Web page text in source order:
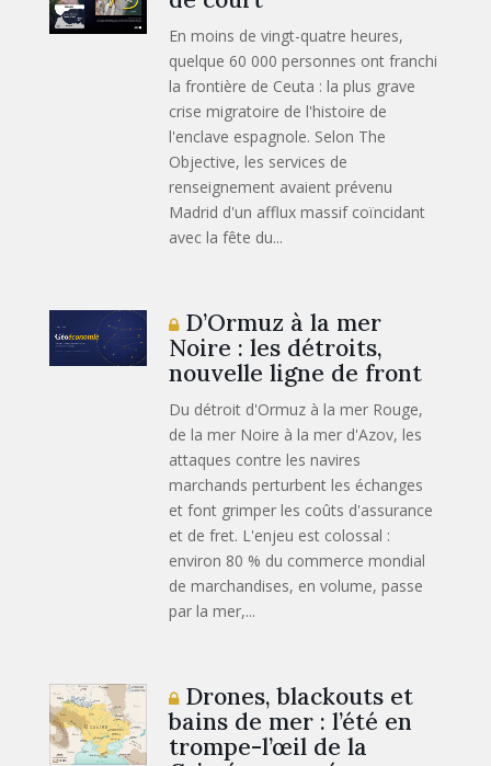
En moins de vingt-quatre heures,
quelque 60 000 personnes ont franchi
la frontière de Ceuta : la plus grave
crise migratoire de l'histoire de
l'enclave espagnole. Selon The
Objective, les services de
renseignement avaient prévenu
Madrid d'un afflux massif coïncidant
avec la fête du...
D’Ormuz à la mer
Noire : les détroits,
nouvelle ligne de front
Du détroit d'Ormuz à la mer Rouge,
de la mer Noire à la mer d'Azov, les
attaques contre les navires
marchands perturbent les échanges
et font grimper les coûts d'assurance
et de fret. L'enjeu est colossal :
environ 80 % du commerce mondial
de marchandises, en volume, passe
par la mer,...
Drones, blackouts et
bains de mer : l’été en
trompe-l’œil de la